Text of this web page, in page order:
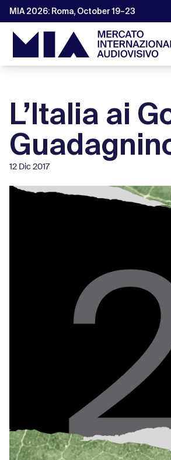
MIA 2026: Roma, October 19–23
L’Italia ai
12 Dic 2017